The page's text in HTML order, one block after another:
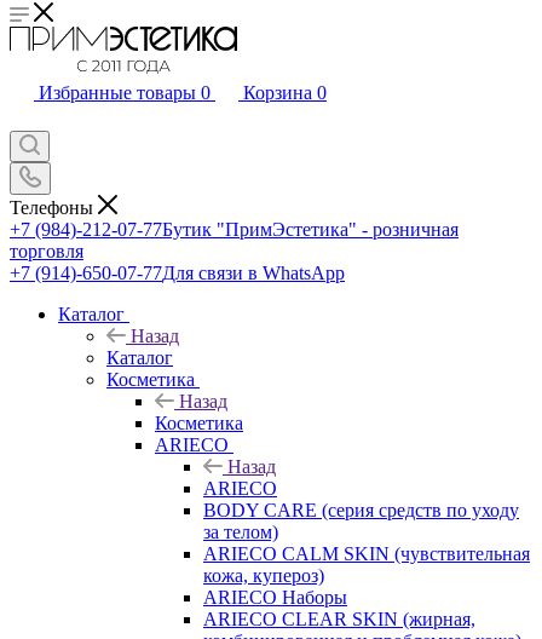
Избранные товары 0 Корзина 0
Телефоны
+7 (984)-212-07-77Бутик "ПримЭстетика" - розничная
торговля
+7 (914)-650-07-77Для связи в WhatsApp
Каталог
Назад
Каталог
Косметика
Назад
Косметика
ARIECO
Назад
ARIECO
BODY CARE (серия средств по уходу
за телом)
ARIECO CALM SKIN (чувствительная
кожа, купероз)
ARIECO Наборы
ARIECO CLEAR SKIN (жирная,